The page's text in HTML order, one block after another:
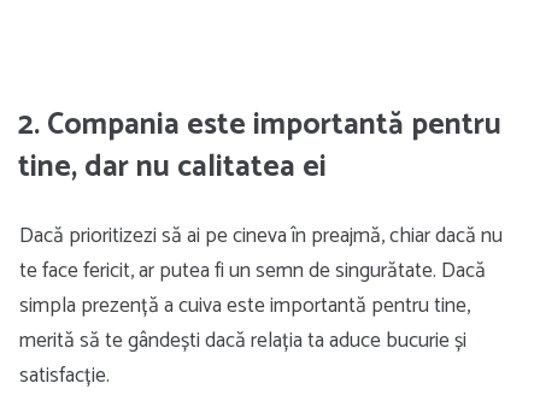
2. Compania este importantă pentru
tine, dar nu calitatea ei
Dacă prioritizezi să ai pe cineva în preajmă, chiar dacă nu
te face fericit, ar putea fi un semn de singurătate. Dacă
simpla prezență a cuiva este importantă pentru tine,
merită să te gândești dacă relația ta aduce bucurie și
satisfacție.